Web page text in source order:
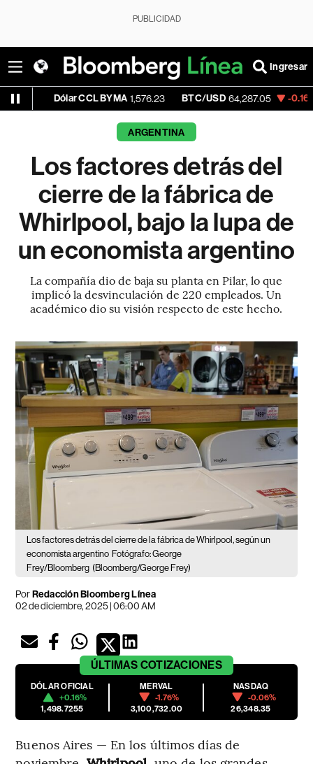
PUBLICIDAD
Ingresar
Dólar CCL BYMA 1,576.23 BTC/USD 64,287.05 -0.16% ETH/
ARGENTINA
Los factores detrás del
cierre de la fábrica de
Whirlpool, bajo la lupa de
un economista argentino
La compañía dio de baja su planta en Pilar, lo que
implicó la desvinculación de 220 empleados. Un
académico dio su visión respecto de este hecho.
Los factores detrás del cierre de la fábrica de Whirlpool, según un
economista argentino Fotógrafo: George
Frey/Bloomberg (Bloomberg/George Frey)
PorRedacción Bloomberg Línea
02 de diciembre, 2025 | 06:00 AM
ÚLTIMAS COTIZACIONES
DÓLAR OFICIAL
+0.16%
1,498.7255
MERVAL
-1.76%
3,100,732.00
NASDAQ
-0.06%
26,348.35
Buenos Aires — En los últimos días de